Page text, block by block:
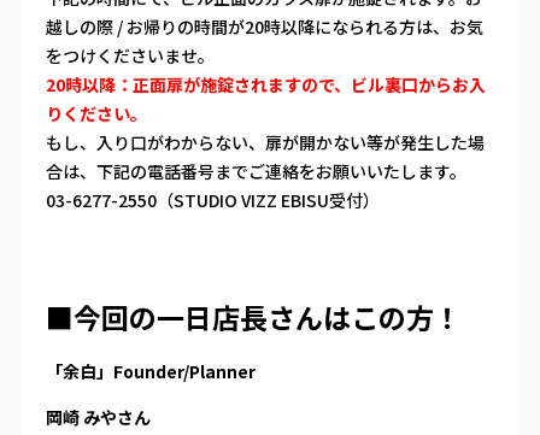
越しの際 / お帰りの時間が20時以降になられる方は、お気
をつけくださいませ。
20時以降：正面扉が施錠されますので、ビル裏口からお入
りください。
もし、入り口がわからない、扉が開かない等が発生した場
合は、下記の電話番号までご連絡をお願いいたします。
03-6277-2550（STUDIO VIZZ EBISU受付）
■今回の一日店長さんはこの方！
「余白」Founder/Planner
岡崎 みやさん